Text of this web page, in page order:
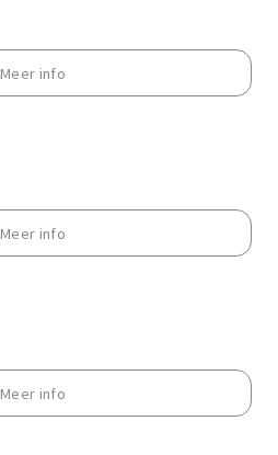
Meer info
Meer info
Meer info